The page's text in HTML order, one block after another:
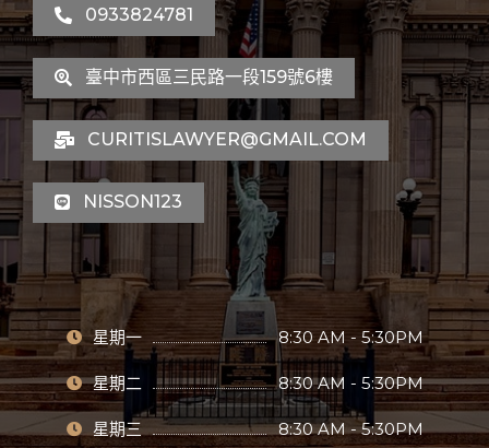
0933824781
臺中市西區三民路一段159號6樓
CURITISLAWYER@GMAIL.COM
NISSON123
星期一 8:30 AM - 5:30PM
星期二 8:30 AM - 5:30PM
星期三 8:30 AM - 5:30PM